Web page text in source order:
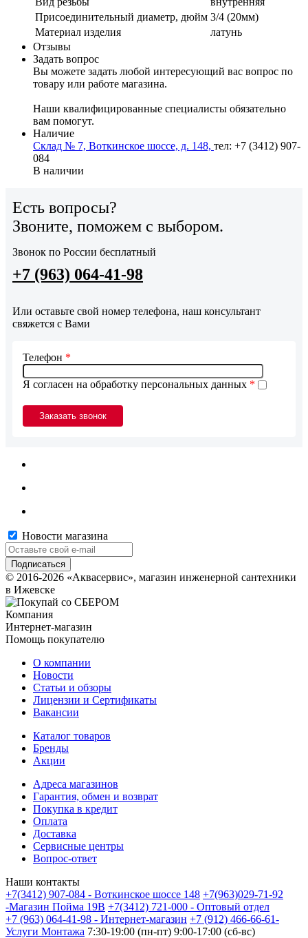
Присоединительный диаметр, дюйм 3/4 (20мм)
Материал изделия
латунь
Отзывы
Задать вопрос
Вы можете задать любой интересующий вас вопрос по
товару или работе магазина.
Наши квалифицированные специалисты обязательно
вам помогут.
Наличие
Склад № 7, Воткинское шоссе, д. 148, тел: +7 (3412) 907-
084
В наличии
Есть вопросы?
Звоните, поможем с выбором.
Звонок по России бесплатный
+7 (963) 064-41-98
Или оставьте свой номер телефона, наш консультант
свяжется с Вами
Я согласен на обработку персональных данных *
Телефон *
Новости магазина
© 2016-2026 «Аквасервис», магазин инженерной сантехники
в Ижевске
Компания
Интернет-магазин
Помощь покупателю
О компании
Новости
Статьи и обзоры
Лицензии и Сертификаты
Вакансии
Каталог товаров
Бренды
Акции
Адреса магазинов
Гарантия, обмен и возврат
Покупка в кредит
Оплата
Доставка
Сервисные центры
Вопрос-ответ
Наши контакты
+7(3412) 907-084 - Воткинское шоссе 148 +7(963)029-71-92
-Магазин Пойма 19В +7(3412) 721-000 - Оптовый отдел
+7 (963) 064-41-98 - Интернет-магазин +7 (912) 466-66-61-
Услуги Монтажа 7:30-19:00 (пн-пт) 9:00-17:00 (сб-вс)